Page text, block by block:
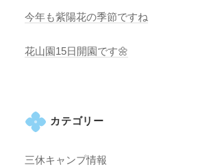
今年も紫陽花の季節ですね
花山園15日開園です🌼
カテゴリー
三休キャンプ情報